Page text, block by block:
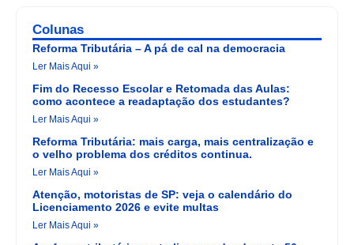
Colunas
Reforma Tributária – A pá de cal na democracia
Ler Mais Aqui »
Fim do Recesso Escolar e Retomada das Aulas:
como acontece a readaptação dos estudantes?
Ler Mais Aqui »
Reforma Tributária: mais carga, mais centralização e
o velho problema dos créditos continua.
Ler Mais Aqui »
Atenção, motoristas de SP: veja o calendário do
Licenciamento 2026 e evite multas
Ler Mais Aqui »